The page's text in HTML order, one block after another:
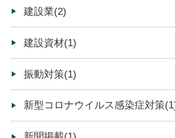
建設業(2)
建設資材(1)
振動対策(1)
新型コロナウイルス感染症対策